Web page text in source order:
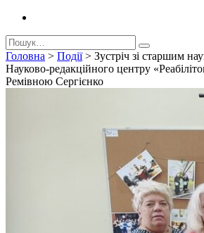
Головна > Події> Зустріч зі старшим
Науково-редакційного центру
Ремівною Сергієнко